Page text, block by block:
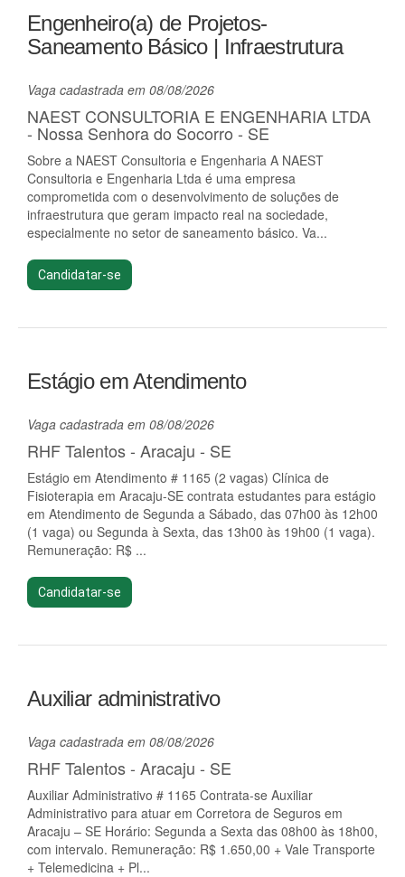
Engenheiro(a) de Projetos-
Saneamento Básico | Infraestrutura
Vaga cadastrada em 08/08/2026
NAEST CONSULTORIA E ENGENHARIA LTDA
- Nossa Senhora do Socorro - SE
Sobre a NAEST Consultoria e Engenharia A NAEST
Consultoria e Engenharia Ltda é uma empresa
comprometida com o desenvolvimento de soluções de
infraestrutura que geram impacto real na sociedade,
especialmente no setor de saneamento básico. Va...
Candidatar-se
Estágio em Atendimento
Vaga cadastrada em 08/08/2026
RHF Talentos - Aracaju - SE
Estágio em Atendimento # 1165 (2 vagas) Clínica de
Fisioterapia em Aracaju-SE contrata estudantes para estágio
em Atendimento de Segunda a Sábado, das 07h00 às 12h00
(1 vaga) ou Segunda à Sexta, das 13h00 às 19h00 (1 vaga).
Remuneração: R$ ...
Candidatar-se
Auxiliar administrativo
Vaga cadastrada em 08/08/2026
RHF Talentos - Aracaju - SE
Auxiliar Administrativo # 1165 Contrata-se Auxiliar
Administrativo para atuar em Corretora de Seguros em
Aracaju – SE Horário: Segunda a Sexta das 08h00 às 18h00,
com intervalo. Remuneração: R$ 1.650,00 + Vale Transporte
+ Telemedicina + Pl...